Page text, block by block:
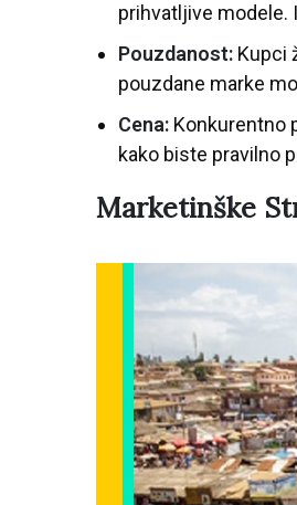
prihvatljive modele.
Pouzdanost: Kupci
pouzdane marke
Cena: Konkurentno
kako biste pravilno
Marketinške